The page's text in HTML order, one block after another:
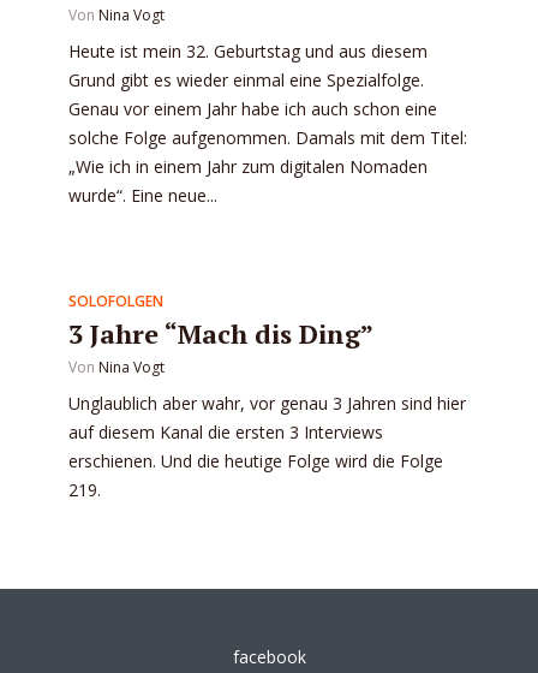
Von Nina Vogt
Heute ist mein 32. Geburtstag und aus diesem
Grund gibt es wieder einmal eine Spezialfolge.
Genau vor einem Jahr habe ich auch schon eine
solche Folge aufgenommen. Damals mit dem Titel:
„Wie ich in einem Jahr zum digitalen Nomaden
wurde“. Eine neue...
SOLOFOLGEN
3 Jahre “Mach dis Ding”
Von Nina Vogt
Unglaublich aber wahr, vor genau 3 Jahren sind hier
auf diesem Kanal die ersten 3 Interviews
erschienen. Und die heutige Folge wird die Folge
219.
facebook